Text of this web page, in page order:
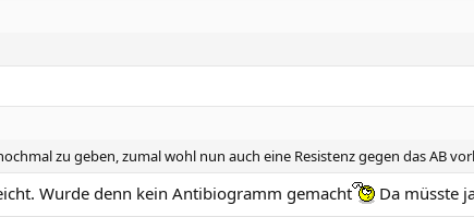
zu geben, zumal wohl nun auch eine Resistenz gegen das AB
Wurde denn kein Antibiogramm gemacht Da müsste